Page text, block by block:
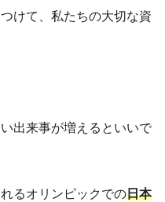
けて、私たちの大切な資
出来事が増えるといいで
るオリンピックでの日本